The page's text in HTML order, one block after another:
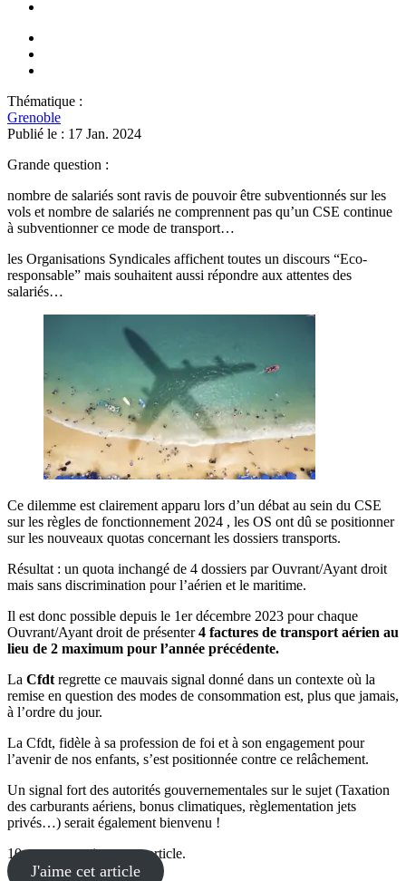
Thématique :
Grenoble
Publié le : 17 Jan. 2024
Grande question :
nombre de salariés sont ravis de pouvoir être subventionnés sur les
vols et nombre de salariés ne comprennent pas qu’un CSE continue
à subventionner ce mode de transport…
les Organisations Syndicales affichent toutes un discours “Eco-
responsable” mais souhaitent aussi répondre aux attentes des
salariés…
Ce dilemme est clairement apparu lors d’un débat au sein du CSE
sur les règles de fonctionnement 2024 , les OS ont dû se positionner
sur les nouveaux quotas concernant les dossiers transports.
Résultat : un quota inchangé de 4 dossiers par Ouvrant/Ayant droit
mais sans discrimination pour l’aérien et le maritime.
Il est donc possible depuis le 1er décembre 2023 pour chaque
Ouvrant/Ayant droit de présenter4 factures de transport aérien au
lieu de 2 maximum pour l’année précédente.
La Cfdt regrette ce mauvais signal donné dans un contexte où la
remise en question des modes de consommation est, plus que jamais,
à l’ordre du jour.
La Cfdt, fidèle à sa profession de foi et à son engagement pour
l’avenir de nos enfants, s’est positionnée contre ce relâchement.
Un signal fort des autorités gouvernementales sur le sujet (Taxation
des carburants aériens, bonus climatiques, règlementation jets
privés…) serait également bienvenu !
10 personnes aiment cet article.
J'aime cet article